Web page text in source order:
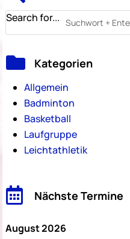
Search for...
 Kategorien
Allgemein
Badminton
Basketball
Laufgruppe
Leichtathletik
 Nächste Termine
August 2026